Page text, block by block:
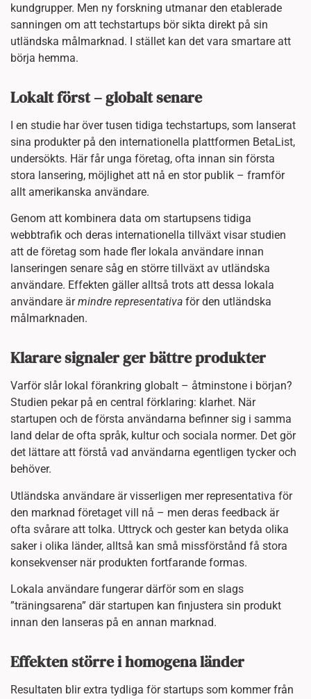
kundgrupper. Men ny forskning utmanar den etablerade
sanningen om att techstartups bör sikta direkt på sin
utländska målmarknad. I stället kan det vara smartare att
börja hemma.
Lokalt först – globalt senare
I en studie har över tusen tidiga techstartups, som lanserat
sina produkter på den internationella plattformen BetaList,
undersökts. Här får unga företag, ofta innan sin första
stora lansering, möjlighet att nå en stor publik – framför
allt amerikanska användare.
Genom att kombinera data om startupsens tidiga
webbtrafik och deras internationella tillväxt visar studien
att de företag som hade fler lokala användare innan
lanseringen senare såg en större tillväxt av utländska
användare. Effekten gäller alltså trots att dessa lokala
användare ärmindre representativa för den utländska
målmarknaden.
Klarare signaler ger bättre produkter
Varför slår lokal förankring globalt – åtminstone i början?
Studien pekar på en central förklaring: klarhet. När
startupen och de första användarna befinner sig i samma
land delar de ofta språk, kultur och sociala normer. Det gör
det lättare att förstå vad användarna egentligen tycker och
behöver.
Utländska användare är visserligen mer representativa för
den marknad företaget vill nå – men deras feedback är
ofta svårare att tolka. Uttryck och gester kan betyda olika
saker i olika länder, alltså kan små missförstånd få stora
konsekvenser när produkten fortfarande formas.
Lokala användare fungerar därför som en slags
”träningsarena” där startupen kan finjustera sin produkt
innan den lanseras på en annan marknad.
Effekten större i homogena länder
Resultaten blir extra tydliga för startups som kommer från